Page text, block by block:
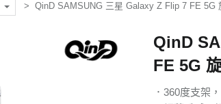
QinD SAMSUNG 三星 Galaxy Z Flip 7 FE 5G
QinD
FE 5G
．360度支架